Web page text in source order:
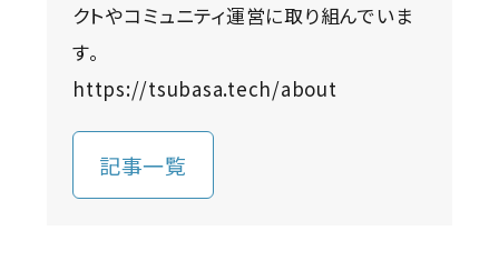
クトやコミュニティ運営に取り組んでいま
す。
https://tsubasa.tech/about
記事一覧